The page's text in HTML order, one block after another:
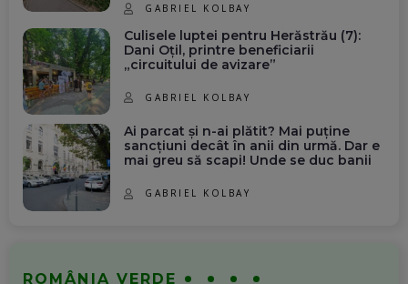
GABRIEL KOLBAY
Culisele luptei pentru Herăstrău (7):
Dani Oțil, printre beneficiarii
„circuitului de avizare”
GABRIEL KOLBAY
Ai parcat și n-ai plătit? Mai puține
sancțiuni decât în anii din urmă. Dar e
mai greu să scapi! Unde se duc banii
GABRIEL KOLBAY
ROMÂNIA VERDE